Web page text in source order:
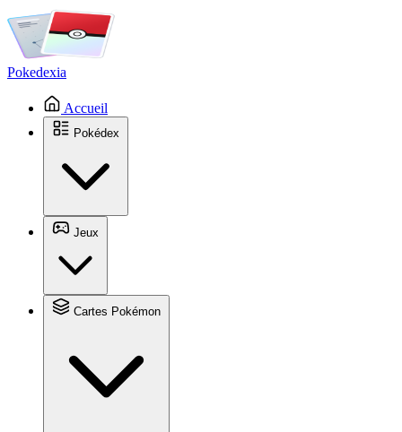
Pokedexia
Accueil